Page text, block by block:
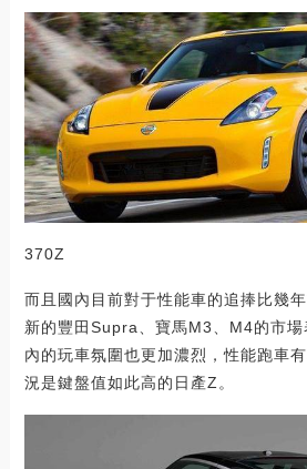
370Z
而且國內目前對于性能車的追捧比幾
新的豐田Supra、寶馬M3、M4的市場
內的玩車氛圍也更加濃烈，性能跑車
況是鍵盤值如此高的日產Z。